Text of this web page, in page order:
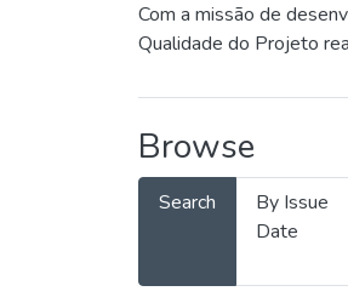
Com a missão de
Qualidade do Projeto
Browse
Search
By Issue
Date